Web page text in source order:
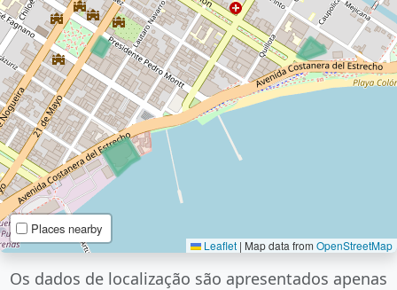
Places nearby
Leaflet | Map data from OpenStreetMap
Os dados de localização são apresentados apenas